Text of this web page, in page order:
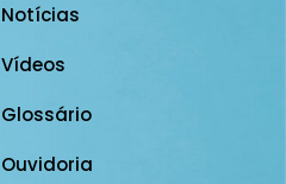
Notícias
Vídeos
Glossário
Ouvidoria